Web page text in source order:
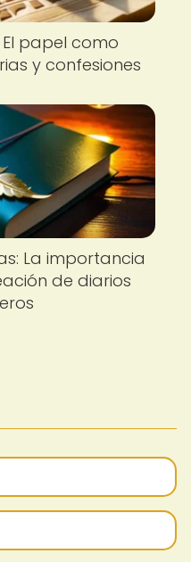
papel como
y confesiones
La importancia
de diarios